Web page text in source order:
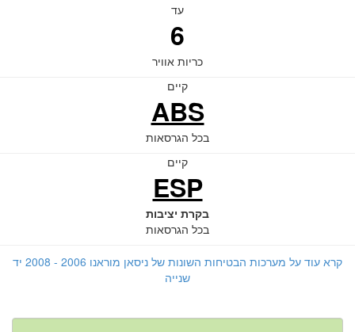
עד
6
כריות אוויר
קיים
ABS
בכל הגרסאות
קיים
ESP
בקרת יציבות
בכל הגרסאות
קרא עוד על מערכות הבטיחות השונות של ניסאן מוראנו 2006 - 2008 יד
שנייה